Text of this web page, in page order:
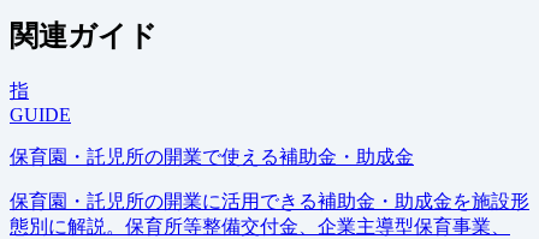
関連ガイド
指
GUIDE
保育園・託児所の開業で使える補助金・助成金
保育園・託児所の開業に活用できる補助金・助成金を施設形
態別に解説。保育所等整備交付金、企業主導型保育事業、